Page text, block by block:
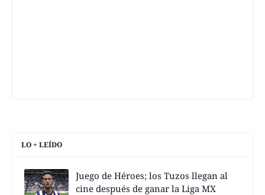
LO + LEÍDO
Juego de Héroes; los Tuzos llegan al
cine después de ganar la Liga MX